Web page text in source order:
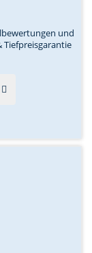
und
Tiefpreisgarantie